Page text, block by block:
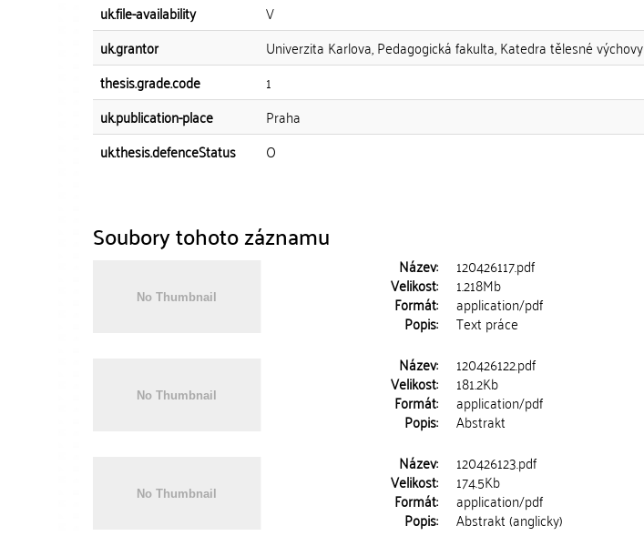
uk.file-availability
V
uk.grantor
Univerzita Karlova, Pedagogická fakulta, Katedra tělesné výchovy
thesis.grade.code
1
uk.publication-place
Praha
uk.thesis.defenceStatus
O
Soubory tohoto záznamu
Název: 120426117.pdf
Velikost: 1.218Mb
Formát: application/pdf
Popis: Text práce
Název: 120426122.pdf
Velikost: 181.2Kb
Formát: application/pdf
Popis: Abstrakt
Název: 120426123.pdf
Velikost: 174.5Kb
Formát: application/pdf
Popis: Abstrakt (anglicky)